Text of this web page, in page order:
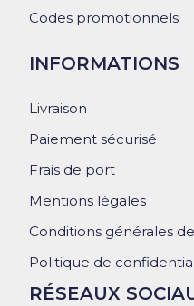
Codes promotionnels
INFORMATIONS
Livraison
Paiement sécurisé
Frais de port
Mentions légales
Conditions générales
Politique de
RÉSEAUX